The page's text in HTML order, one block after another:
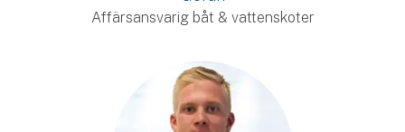
Affärsansvarig båt & vattenskoter